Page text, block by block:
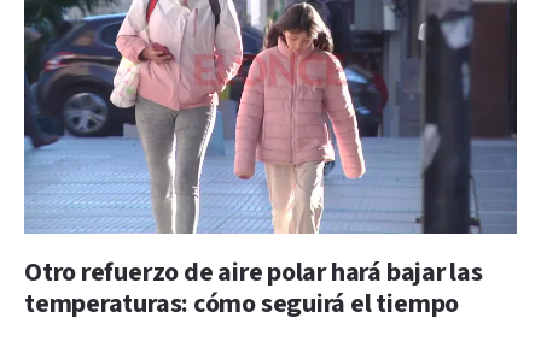
Otro refuerzo de aire polar hará bajar las
temperaturas: cómo seguirá el tiempo